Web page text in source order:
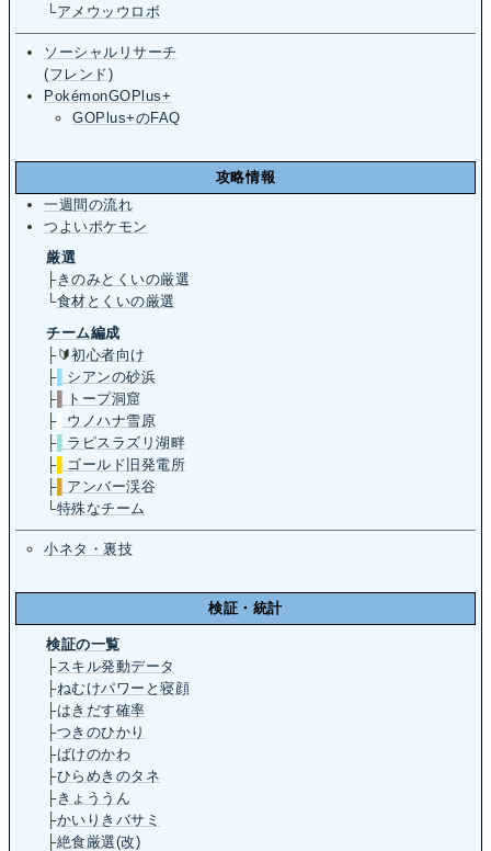
└アメウッウロボ
ソーシャルリサーチ
(フレンド)
PokémonGOPlus+
GOPlus+のFAQ
攻略情報
一週間の流れ
つよいポケモン
厳選
├きのみとくいの厳選
└食材とくいの厳選
チーム編成
├🔰初心者向け
├▌ シアンの砂浜
├▌
トープ洞窟
├▌ ウノハナ雪原
├▌ ラピスラズリ湖畔
├▌ ゴールド旧発電所
├▌ アンバー渓谷
└特殊なチーム
小ネタ・裏技
検証・統計
検証の一覧
├スキル発動データ
├ねむけパワーと寝顔
├はきだす確率
├つきのひかり
├ばけのかわ
├ひらめきのタネ
├きょううん
├かいりきバサミ
├絶食厳選(改)